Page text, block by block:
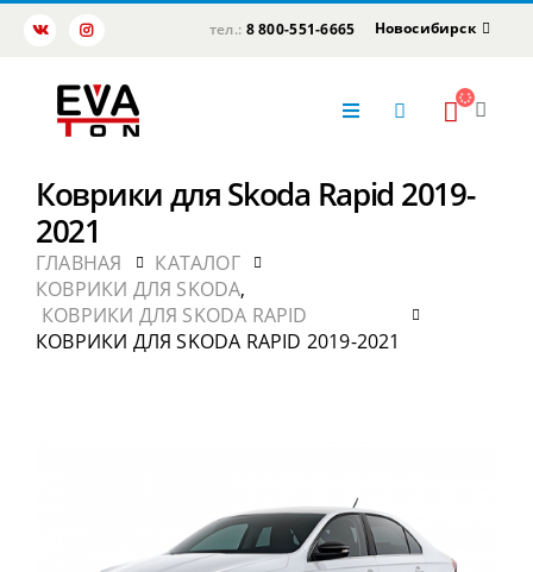
тел.: 8 800-551-6665 Новосибирск
Коврики для Skoda Rapid 2019-
2021
ГЛАВНАЯ
КАТАЛОГ
КОВРИКИ ДЛЯ SKODA,
КОВРИКИ ДЛЯ SKODA RAPID
КОВРИКИ ДЛЯ SKODA RAPID 2019-2021